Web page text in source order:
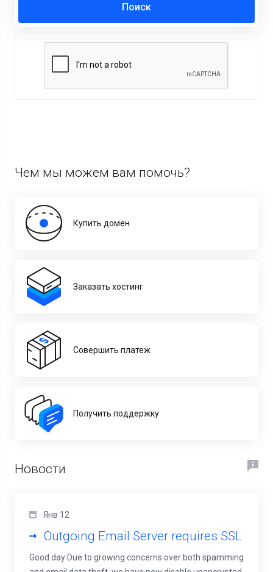
Чем мы можем вам помочь?
Купить домен
Заказать хостинг
Совершить платеж
Получить поддержку
Новости
Янв 12
Outgoing Email Server requires SSL
Good day Due to growing concerns over both spamming